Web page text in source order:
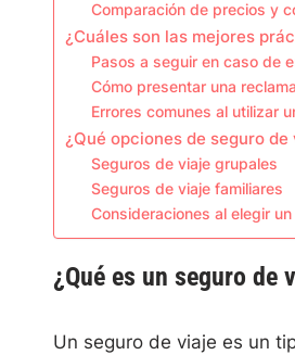
Comparación de precios y
¿Cuáles son las mejores
Pasos a seguir en caso de
Cómo presentar una
Errores comunes al utilizar
¿Qué opciones de seguro
Seguros de viaje grupales
Seguros de viaje familiares
Consideraciones al elegir
¿Qué es un seguro de
Un seguro de viaje es un